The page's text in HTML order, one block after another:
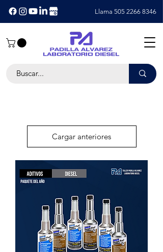
Llama 505 2266 8346
Cargar anteriores